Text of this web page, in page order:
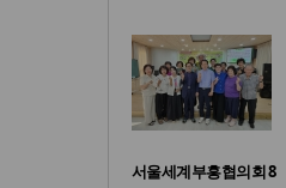
서울세계부흥협의회 8